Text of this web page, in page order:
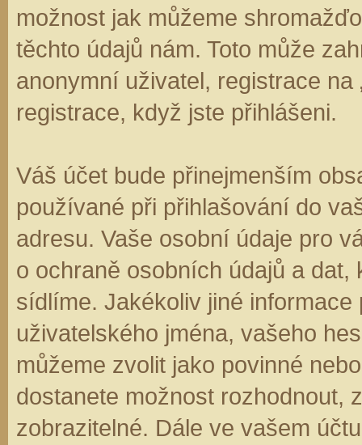
možnost jak můžeme
těchto údajů nám. Toto může
anonymní uživatel, registrace
registrace, když jste přihlášeni.
Váš účet bude přinejmenším
používané při přihlašování do
adresu. Vaše osobní údaje pro
o ochraně osobních údajů a
sídlíme. Jakékoliv jiné informace
uživatelského jména, vašeho
můžeme zvolit jako povinné
dostanete možnost rozhodnout,
zobrazitelné. Dále ve vašem